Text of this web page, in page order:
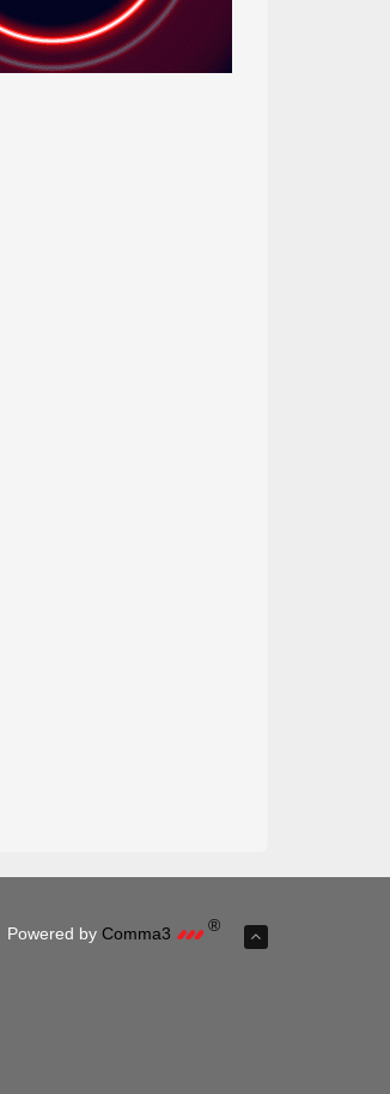
Powered by Comma3 ®